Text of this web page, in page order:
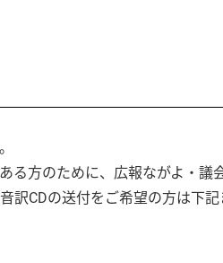
方のために、広報ながよ・議
CDの送付をご希望の方は下記